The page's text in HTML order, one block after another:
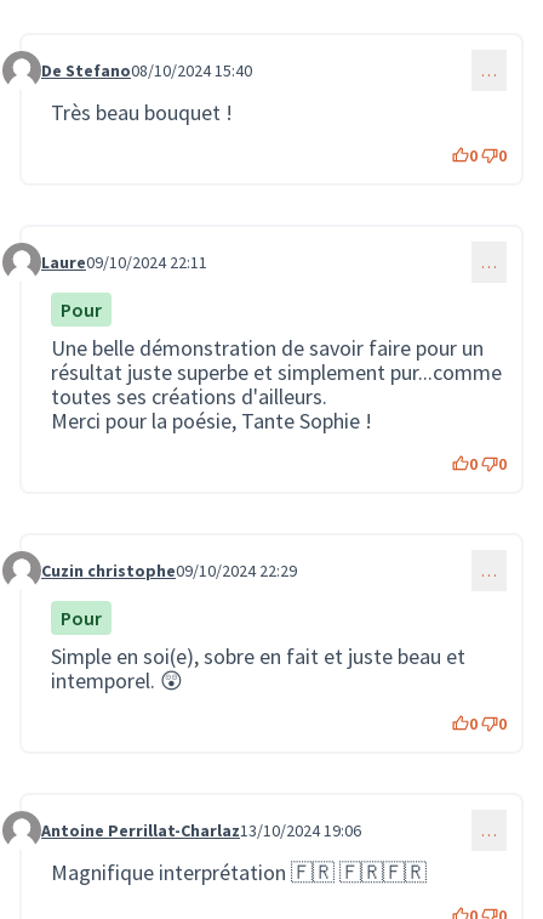
Commentaire 2313
De Stefano08/10/2024 15:40 …
Très beau bouquet !
0 0
Commentaire 2331
Laure09/10/2024 22:11 …
Pour
Une belle démonstration de savoir faire pour un
résultat juste superbe et simplement pur...comme
toutes ses créations d'ailleurs.
Merci pour la poésie, Tante Sophie !
0 0
Commentaire 2332
Cuzin christophe09/10/2024 22:29 …
Pour
Simple en soi(e), sobre en fait et juste beau et
intemporel. 😲
0 0
Commentaire 2350
Antoine Perrillat-Charlaz13/10/2024 19:06 …
Magnifique interprétation 🇫🇷 🇫🇷🇫🇷